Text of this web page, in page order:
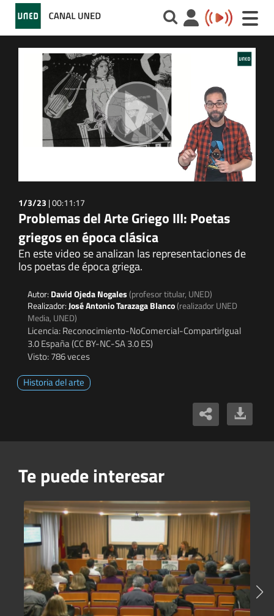
Toggle
1/3/23 |00:11:17
Problemas del Arte Griego III: Poetas
griegos en época clásica
En este video se analizan las representaciones de
los poetas de época griega.
Autor: David Ojeda Nogales(profesor titular, UNED)
Realizador:José Antonio Tarazaga Blanco(realizador UNED
Media, UNED)
Licencia: Reconocimiento-NoComercial-CompartirIgual
3.0 España (CC BY-NC-SA 3.0 ES)
Visto: 786 veces
Historia del arte
Te puede interesar